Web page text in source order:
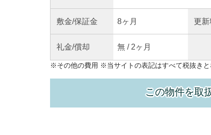
敷金/保証金 8ヶ月 更新
礼金/償却 無 / 2ヶ月
※その他の費用 ※当サイトの表記はすべて税抜きと
この物件を取